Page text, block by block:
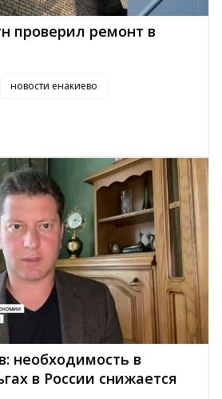
проверил ремонт в
новости енакиево
необходимость в
в России снижается